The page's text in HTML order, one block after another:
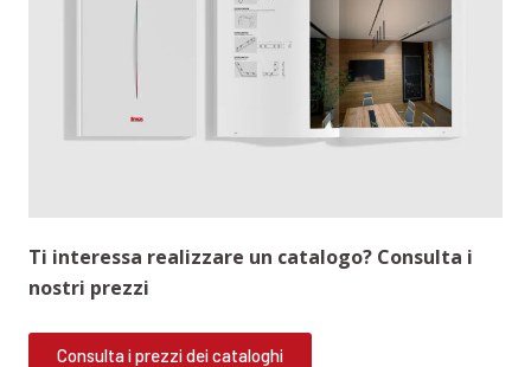
Ti interessa realizzare un catalogo? Consulta i
nostri prezzi
Consulta i prezzi dei cataloghi